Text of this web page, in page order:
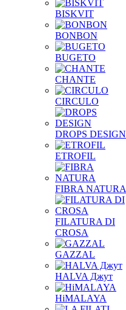
BISKVIT
BONBON
BUGETO
CHANTE
CIRCULO
DROPS DESIGN
ETROFIL
FIBRA NATURA
FILATURA DI
CROSA
GAZZAL
HALVA Джут
HiMALAYA